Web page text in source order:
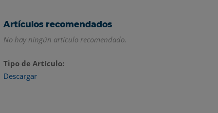
Artículos recomendados
No hay ningún artículo recomendado.
Tipo de Artículo
Descargar